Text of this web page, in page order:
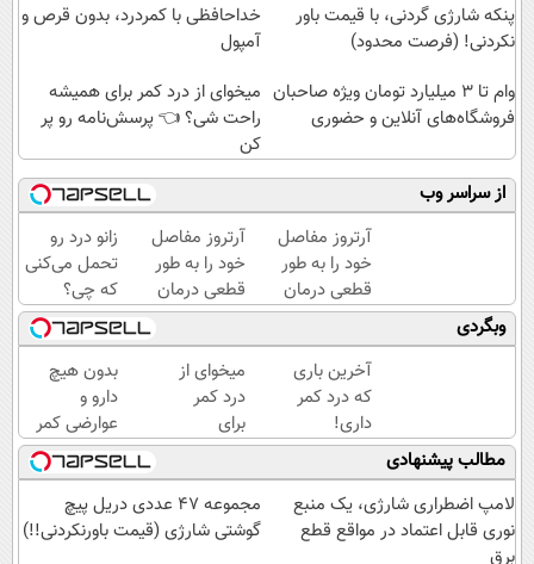
پنکه شارژی گردنی، با قیمت باور
نکردنی! (فرصت محدود)
خداحافظی با کمردرد، بدون قرص و
آمپول
وام تا ۳ میلیارد تومان ویژه صاحبان
فروشگاه‌های آنلاین و حضوری
میخوای از درد کمر برای همیشه
راحت شی؟ 👈 پرسش‌نامه رو پر
کن
از سراسر وب
آرتروز مفاصل
خود را به طور
قطعی درمان
کنید!
◗پرسش‌نامه◖
آرتروز مفاصل
خود را به طور
قطعی درمان
کنید!
◂پرسش‌نامه▸
زانو درد رو
تحمل می‌کنی
که چی؟
راه‌حلش
همین‌جاست!
وبگردی
آخرین باری
که درد کمر
داری!
◗پرسش‌نامه
رو پر کن◖
میخوای از
درد کمر
برای
همیشه
راحت شی؟
👈
پرسش‌نامه
بدون هیچ
دارو و
عوارضی کمر
دردت رو
درمان کن!
(پرسش‌نامه)
مطالب پیشنهادی
لامپ اضطراری شارژی، یک منبع
نوری قابل اعتماد در مواقع قطع
برق
مجموعه 47 عددی دریل پیچ
گوشتی شارژی (قیمت باورنکردنی!!)